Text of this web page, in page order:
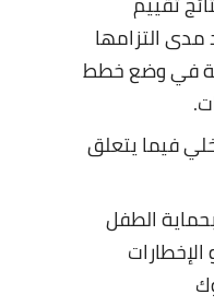
التزامها
في وضع خطط
فيما يتعلق
الطفل